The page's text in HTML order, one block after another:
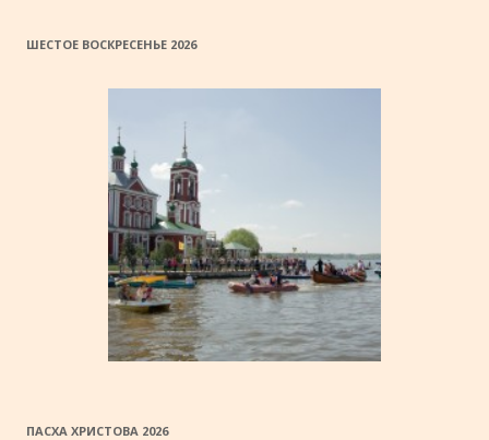
ШЕСТОЕ ВОСКРЕСЕНЬЕ 2026
ПАСХА ХРИСТОВА 2026